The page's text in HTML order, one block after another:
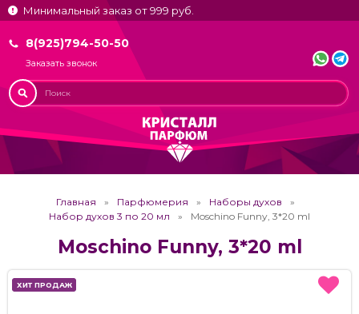
Минимальный заказ от 999 руб.
8(925)794-50-50
Заказать звонок
Главная Парфюмерия
Наборы духов
Набор духов 3 по 20 мл
Moschino Funny, 3*20 ml
Moschino Funny, 3*20 ml
ХИТ ПРОДАЖ
ХИТ ПРОДАЖ